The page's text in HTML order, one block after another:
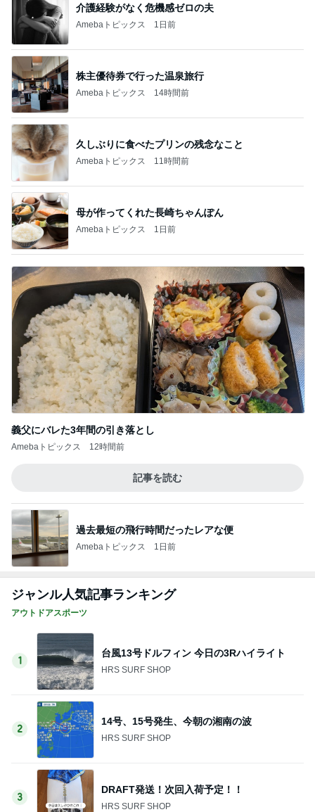
介護経験がなく危機感ゼロの夫
Amebaトピックス 1日前
株主優待券で行った温泉旅行
Amebaトピックス 14時間前
久しぶりに食べたプリンの残念なこと
Amebaトピックス 11時間前
母が作ってくれた長崎ちゃんぽん
Amebaトピックス 1日前
義父にバレた3年間の引き落とし
Amebaトピックス 12時間前
記事を読む
過去最短の飛行時間だったレアな便
Amebaトピックス 1日前
ジャンル人気記事ランキング
アウトドアスポーツ
1
台風13号ドルフィン 今日の3Rハイライト
HRS SURF SHOP
2
14号、15号発生、今朝の湘南の波
HRS SURF SHOP
3
DRAFT発送！次回入荷予定！！
HRS SURF SHOP